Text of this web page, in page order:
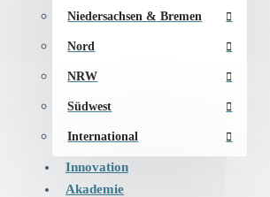
Niedersachsen & Bremen
Nord
NRW
Südwest
International
Innovation
Akademie